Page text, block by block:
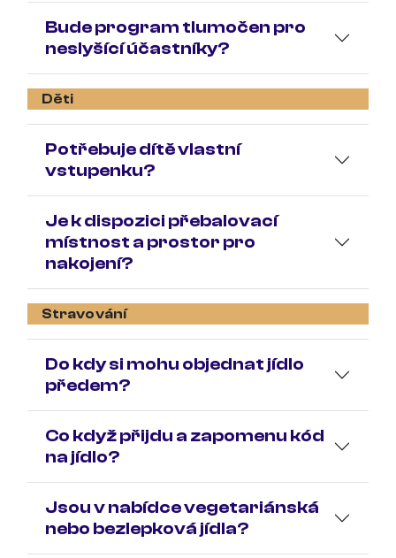
Bude program tlumočen pro
neslyšící účastníky?
Děti
Potřebuje dítě vlastní
vstupenku?
Je k dispozici přebalovací
místnost a prostor pro
nakojení?
Stravování
Do kdy si mohu objednat jídlo
předem?
Co když přijdu a zapomenu kód
na jídlo?
Jsou v nabídce vegetariánská
nebo bezlepková jídla?